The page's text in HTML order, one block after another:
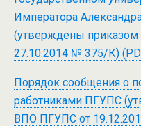
Императора
(утверждены
27.10.2014 № 375/К)
Порядок сообщения о
работниками ПГУПС
ВПО ПГУПС от